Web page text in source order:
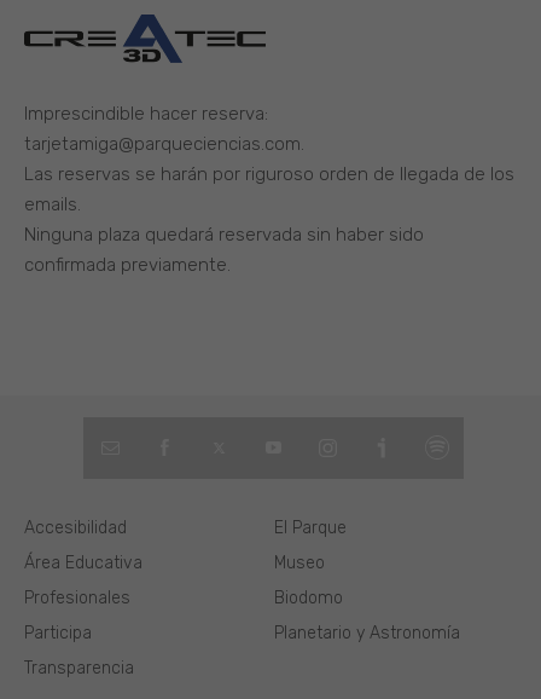
Imprescindible hacer reserva:
tarjetamiga@parqueciencias.com.
Las reservas se harán por riguroso orden de llegada de los
emails.
Ninguna plaza quedará reservada sin haber sido
confirmada previamente.
El Parque
Museo
Biodomo
Planetario y Astronomía
Área Educativa
Profesionales
Participa
Transparencia
Accesibilidad